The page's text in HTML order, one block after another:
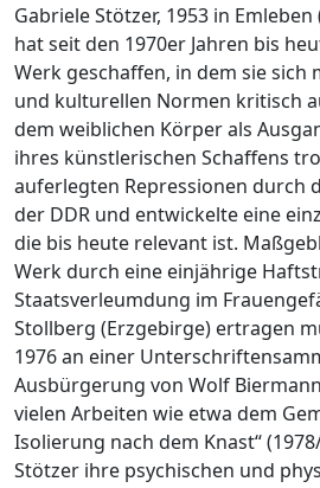
Gabriele Stötzer, 1953 in
hat seit den 1970er Jahren bis
Werk geschaffen, in dem sie sich
und kulturellen Normen kritisch
dem weiblichen Körper als
ihres künstlerischen Schaffens
auferlegten Repressionen durch
der DDR und entwickelte eine
die bis heute relevant ist.
Werk durch eine einjährige
Staatsverleumdung im
Stollberg (Erzgebirge) ertragen
1976 an einer
Ausbürgerung von Wolf
vielen Arbeiten wie etwa dem
Isolierung nach dem Knast“
Stötzer ihre psychischen und